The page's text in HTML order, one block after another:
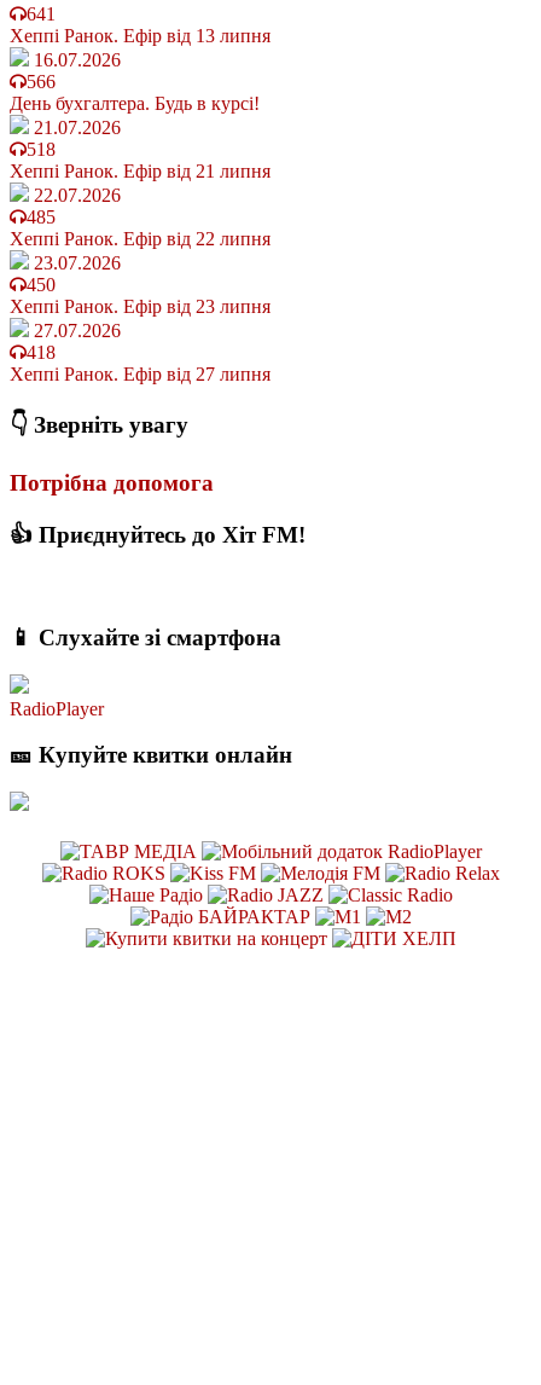
641
Хеппі Ранок. Ефір від 13 липня
16.07.2026
566
День бухгалтера. Будь в курсі!
21.07.2026
518
Хеппі Ранок. Ефір від 21 липня
22.07.2026
485
Хеппі Ранок. Ефір від 22 липня
23.07.2026
450
Хеппі Ранок. Ефір від 23 липня
27.07.2026
418
Хеппі Ранок. Ефір від 27 липня
👇 Зверніть увагу
Потрібна допомога
👍 Приєднуйтесь до Хіт FM!
📱 Слухайте зі смартфона
RadioPlayer
🎫 Купуйте квитки онлайн